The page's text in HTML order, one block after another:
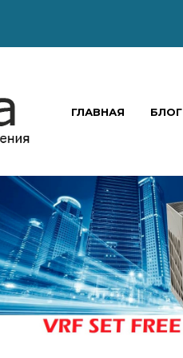
ГЛАВНАЯ БЛОГ